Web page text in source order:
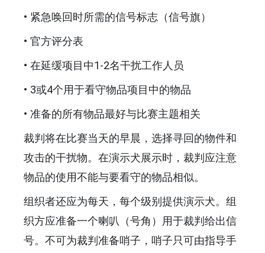
• 紧急唤回时所需的信号标志（信号旗）
• 官方评分表
• 在延缓项目中1-2名干扰工作人员
• 3或4个用于看守物品项目中的物品
• 准备的所有物品最好与比赛主题相关
裁判将在比赛当天的早晨，选择寻回的物件和
攻击的干扰物。在演示犬展示时，裁判应注意
物品的使用不能与要看守的物品相似。
组织者还应为每天，每个级别提供演示犬。组
织方应准备一个喇叭（号角）用于裁判给出信
号。不可为裁判准备哨子，哨子只可由指导手